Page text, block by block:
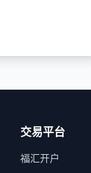
交易平台
福汇开户